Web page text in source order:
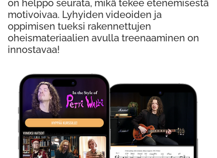
Kokeile Ilmaiseksi
on helppo seurata, mikä tekee etenemisestä
motivoivaa. Lyhyiden videoiden ja
oppimisen tueksi rakennettujen
oheismateriaalien avulla treenaaminen on
innostavaa!